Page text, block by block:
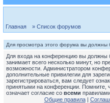
Главная » Список форумов
Для просмотра этого форума вы должны
Для входа на конференцию вы должны
занимает всего несколько минут, но
возможности. Администратором
дополнительные привилегии для
зарегистрироваться, вам следует
принятыми на конференции. Помните,
означает согласие со всеми
Общие правила|